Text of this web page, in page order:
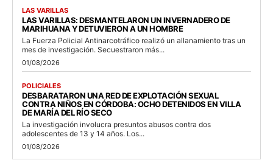
LAS VARILLAS
LAS VARILLAS: DESMANTELARON UN INVERNADERO DE
MARIHUANA Y DETUVIERON A UN HOMBRE
La Fuerza Policial Antinarcotráfico realizó un allanamiento tras un
mes de investigación. Secuestraron más...
01/08/2026
POLICIALES
DESBARATARON UNA RED DE EXPLOTACIÓN SEXUAL
CONTRA NIÑOS EN CÓRDOBA: OCHO DETENIDOS EN VILLA
DE MARÍA DEL RÍO SECO
La investigación involucra presuntos abusos contra dos
adolescentes de 13 y 14 años. Los...
01/08/2026